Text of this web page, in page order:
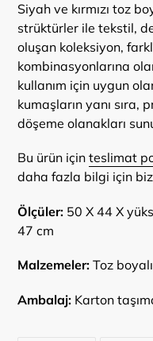
Siyah ve kırmızı toz
strüktürler ile tekstil,
oluşan koleksiyon,
kombinasyonlarına
kullanım için uygun
kumaşların yanı sıra,
döşeme olanakları
Bu ürün için teslimat
daha fazla bilgi için
Ölçüler: 50 X 44 X
47 cm
Malzemeler: Toz
Ambalaj: Karton